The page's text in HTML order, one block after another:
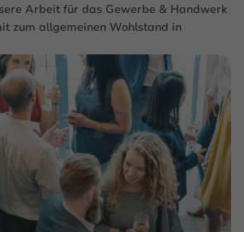
Arbeit für das Gewerbe & Handwerk
zum allgemeinen Wohlstand in